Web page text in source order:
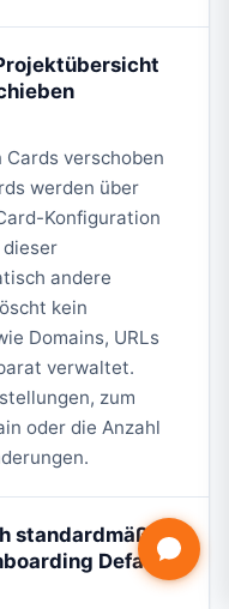
verschoben
werden über
Konfiguration
andere
kein
Domains, URLs
verwaltet.
zum
oder die Anzahl
standardmäßig
Default